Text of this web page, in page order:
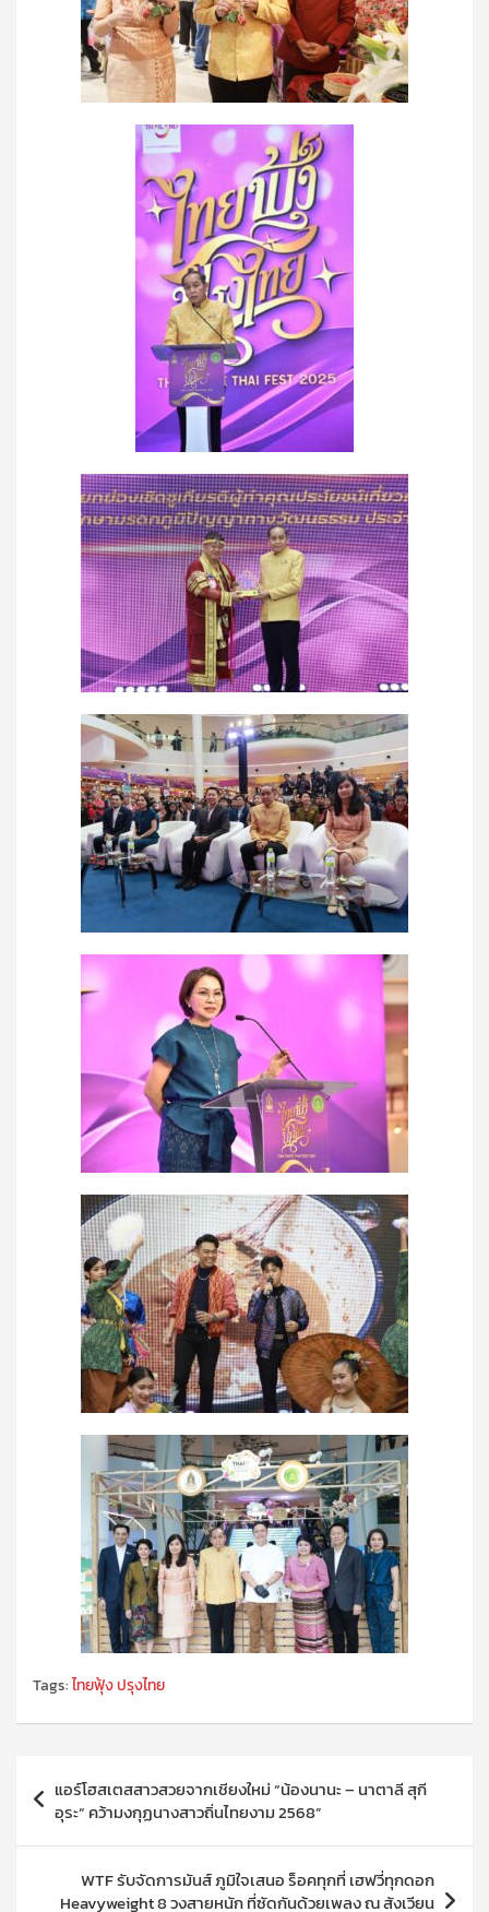
Tags:ไทยฟุ้ง ปรุงไทย
แนะแนว
เรื่องแอร์โฮสเตสสาวสวยจากเชียงใหม่ “น้องนานะ – นาตาลี สุกี
อุระ“ คว้ามงกุฏนางสาวถิ่นไทยงาม 2568”
WTF รับจัดการมันส์ ภูมิใจเสนอ ร็อคทุกที่ เฮฟวี่ทุกดอก
Heavyweight 8 วงสายหนัก ที่ซัดกันด้วยเพลง ณ สังเวียน